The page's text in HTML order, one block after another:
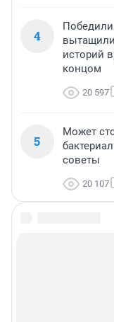
4
историй
концом
20 597
5
Может
советы
20 107